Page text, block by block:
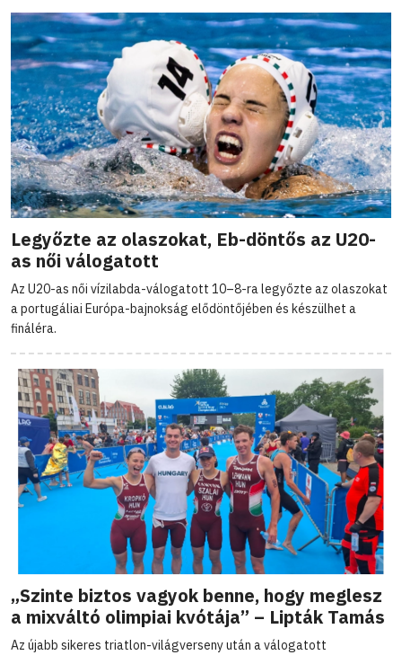
Legyőzte az olaszokat, Eb-döntős az U20-
as női válogatott
Az U20-as női vízilabda-válogatott 10–8-ra legyőzte az olaszokat
a portugáliai Európa-bajnokság elődöntőjében és készülhet a
fináléra.
„Szinte biztos vagyok benne, hogy meglesz
a mixváltó olimpiai kvótája” – Lipták Tamás
Az újabb sikeres triatlon-világverseny után a válogatott